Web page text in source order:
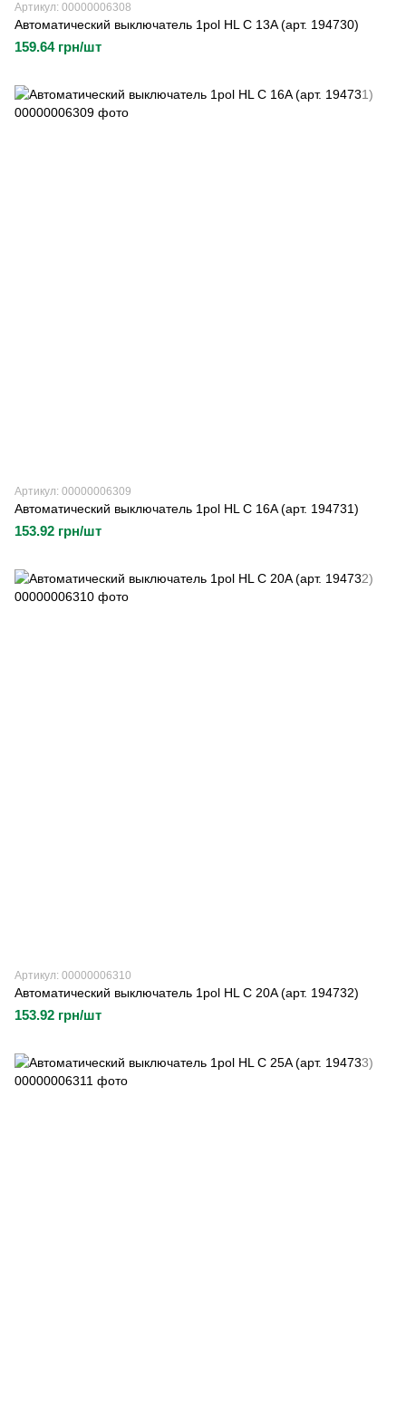
Артикул: 00000006308
Автоматический выключатель 1pol HL C 13A (арт. 194730)
159.64 грн/шт
Артикул: 00000006309
Автоматический выключатель 1pol HL C 16A (арт. 194731)
153.92 грн/шт
Артикул: 00000006310
Автоматический выключатель 1pol HL C 20A (арт. 194732)
153.92 грн/шт